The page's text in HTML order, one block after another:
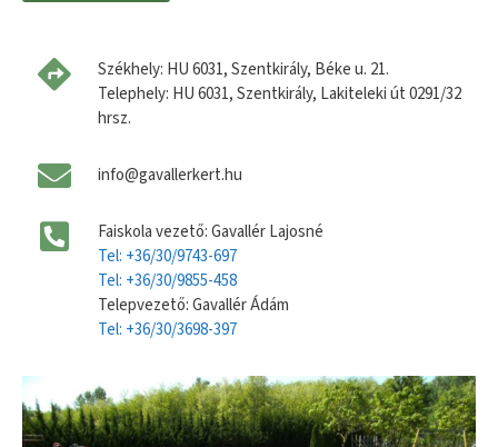
Székhely: HU 6031, Szentkirály, Béke u. 21.
Telephely: HU 6031, Szentkirály, Lakiteleki út 0291/32
hrsz.
info@gavallerkert.hu
Faiskola vezető: Gavallér Lajosné
Tel: +36/30/9743-697
Tel: +36/30/9855-458
Telepvezető: Gavallér Ádám
Tel: +36/30/3698-397